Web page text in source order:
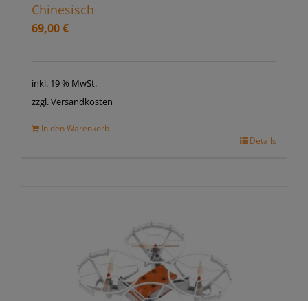
Chinesisch
69,00€
inkl. 19 % MwSt.
zzgl. Versandkosten
In den Warenkorb
Details